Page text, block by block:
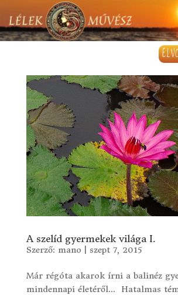
A szelíd gyermekek világa I.
Szerző: mano szept 7, 2015
Már régóta akarok írni a balinéz
mindennapi életéről… Hatalmas